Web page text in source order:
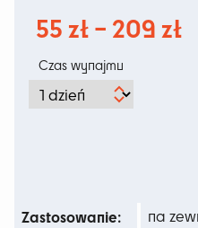
55 zł– 209 zł
Czas wynajmu
Zastosowanie: na